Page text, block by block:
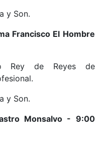
y Son.
Francisco El Hombre
Rey de Reyes de
y Son.
Monsalvo - 9:00